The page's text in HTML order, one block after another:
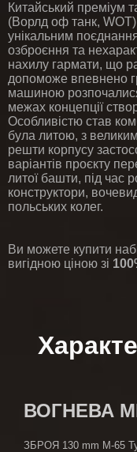
Китайський преміум
(Ворлд оф танк,
унікальним
озброєння та
нахилу гармати, що
допоможе впевнено
машиною
межах концепції
Особливістю став
була литою, з
решти корпусу
варіантів проєкту
литої башти, під час
конструктори,
польських колег.
Ви можете купити
вигідною ціною зі
ВОГНЕВА
ЗБРОЯ 130 mm M-65